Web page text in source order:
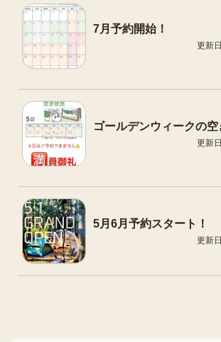
7月予約開始！
更新
ゴールデンウィークの
更新
5月6月予約スタート！
更新